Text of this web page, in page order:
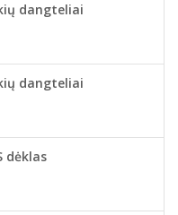
dangteliai
dangteliai
dėklas